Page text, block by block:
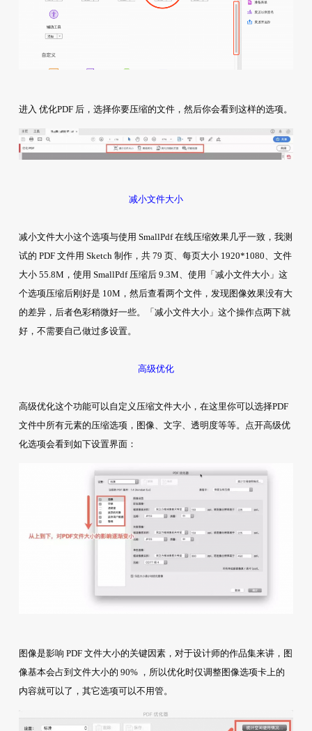
进入 优化PDF 后，选择你要压缩的文件，然后你会看到这样的选项。
减小文件大小
减小文件大小这个选项与使用 SmallPdf 在线压缩效果几乎一致，我测
试的 PDF 文件用 Sketch 制作，共 79 页、每页大小 1920*1080、文件
大小 55.8M，使用 SmallPdf 压缩后 9.3M、使用「减小文件大小」这
个选项压缩后刚好是 10M，然后查看两个文件，发现图像效果没有大
的差异，后者色彩稍微好一些。「减小文件大小」这个操作点两下就
好，不需要自己做过多设置。
高级优化
高级优化这个功能可以自定义压缩文件大小，在这里你可以选择PDF
文件中所有元素的压缩选项，图像、文字、透明度等等。点开高级优
化选项会看到如下设置界面：
图像是影响 PDF 文件大小的关键因素，对于设计师的作品集来讲，图
像基本会占到文件大小的 90% ，所以优化时仅调整图像选项卡上的
内容就可以了，其它选项可以不用管。